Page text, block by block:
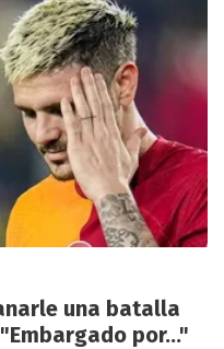
una batalla
por..."